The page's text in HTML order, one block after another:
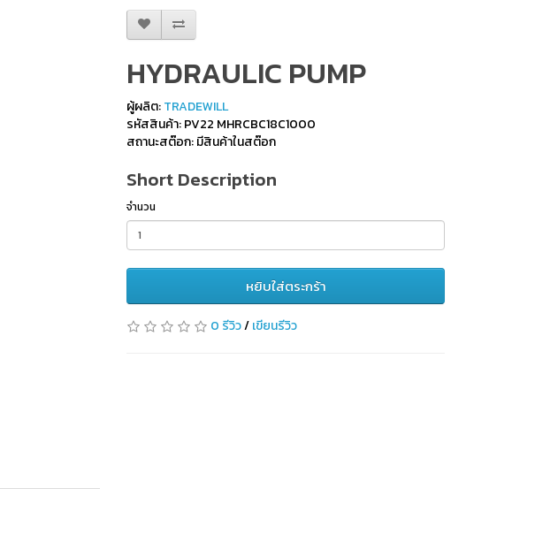
HYDRAULIC PUMP
ผู้ผลิต:TRADEWILL
รหัสสินค้า: PV22 MHRCBC18C1000
สถานะสต๊อก: มีสินค้าในสต๊อก
Short Description
จำนวน
หยิบใส่ตระกร้า
0 รีวิว/เขียนรีวิว